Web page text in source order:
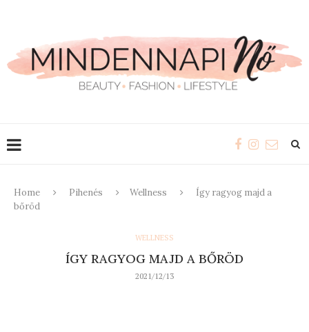
Home Pihenés Wellness
Így ragyog majd a
bőröd
WELLNESS
ÍGY RAGYOG MAJD A BŐRÖD
2021/12/13